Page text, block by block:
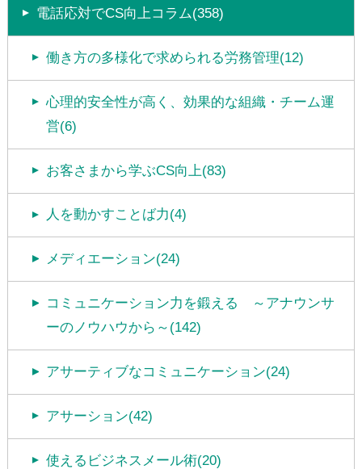
電話応対でCS向上コラム(358)
働き方の多様化で求められる労務管理(12)
心理的安全性が高く、効果的な組織・チーム運
営(6)
お客さまから学ぶCS向上(83)
人を動かすことば力(4)
メディエーション(24)
コミュニケーション力を鍛える ～アナウンサ
ーのノウハウから～(142)
アサーティブなコミュニケーション(24)
アサーション(42)
使えるビジネスメール術(20)